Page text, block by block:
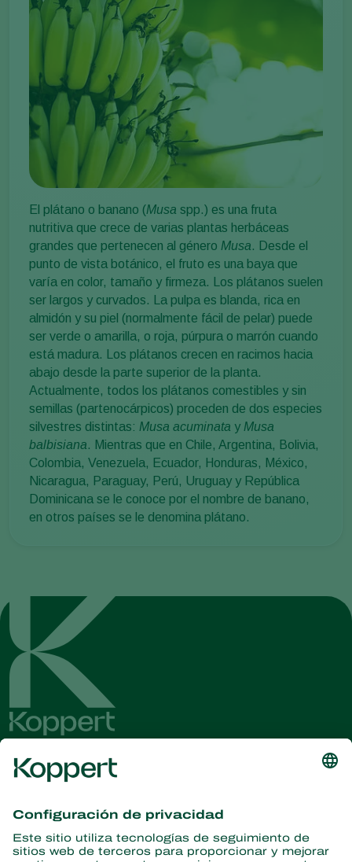
El plátano o banano (Musa spp.) es una fruta
nutritiva que crece de varias plantas herbáceas
grandes que pertenecen al género Musa. Desde el
punto de vista botánico, el fruto es una baya que
varía en color, tamaño y firmeza. Los plátanos suelen
ser largos y curvados. La pulpa es blanda, rica en
almidón y su piel (normalmente fácil de pelar) puede
ser verde o amarilla, o roja, púrpura o marrón cuando
está madura. Los plátanos crecen en racimos hacia
abajo desde la parte superior de la planta.
Actualmente, todos los plátanos comestibles y sin
semillas (partenocárpicos) proceden de dos especies
silvestres distintas: Musa acuminata y Musa
balbisiana. Mientras que en Chile, Argentina, Bolivia,
Colombia, Venezuela, Ecuador, Honduras, México,
Nicaragua, Paraguay, Perú, Uruguay y República
Dominicana se le conoce por el nombre de banano,
en otros países se le denomina plátano.
información
Suscríbase aquí